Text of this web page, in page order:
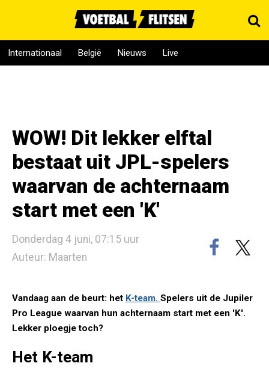
Internationaal België Nieuws Live
WOW! Dit lekker elftal
bestaat uit JPL-spelers
waarvan de achternaam
start met een 'K'
Donderdag 4 juni, 07:15 uur
Auteur: Maarten
Vandaag aan de beurt: het K-team. Spelers uit de Jupiler
Pro League waarvan hun achternaam start met een 'K'.
Lekker ploegje toch?
Het K-team